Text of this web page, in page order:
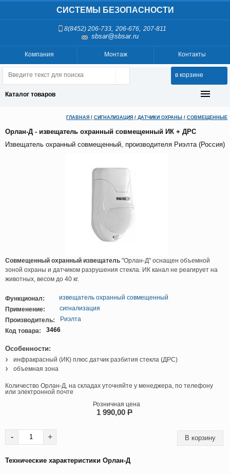
СИСТЕМЫ БЕЗОПАСНОСТИ
8(8452) 206-733, 206-676, 207-811
sbsar@sbsar.ru
Контакты
Монтаж
Компания
в корзине
Каталог товаров
ГЛАВНАЯ / СИГНАЛИЗАЦИЯ / ДАТЧИКИ ОХРАНЫ / СОВМЕЩЕННЫЕ
Орлан-Д - извещатель охранный совмещенный ИК + ДРС
Извещатель охранный совмещенный, производителя Риэлта (Россия)
Совмещенный охранный извещатель "Орлан-Д" оснащен объемной
зоной охраны и датчиком разрушения стекла. ИК канал не реагирует на
животных, весом до 40 кг.
Функционал:
извещатель охранный совмещенный
Применение:
сигнализация
Производитель:
Риэлта
Код товара:
3466
Особенности:
инфракрасный (ИК) плюс датчик разбития стекла (ДРС)
объемная зона
Количество Орлан-Д, на складах уточняйте у менеджера, по телефону
или электронной почте
Розничная цена
1 990,00 P
- +
Технические характеристики Орлан-Д